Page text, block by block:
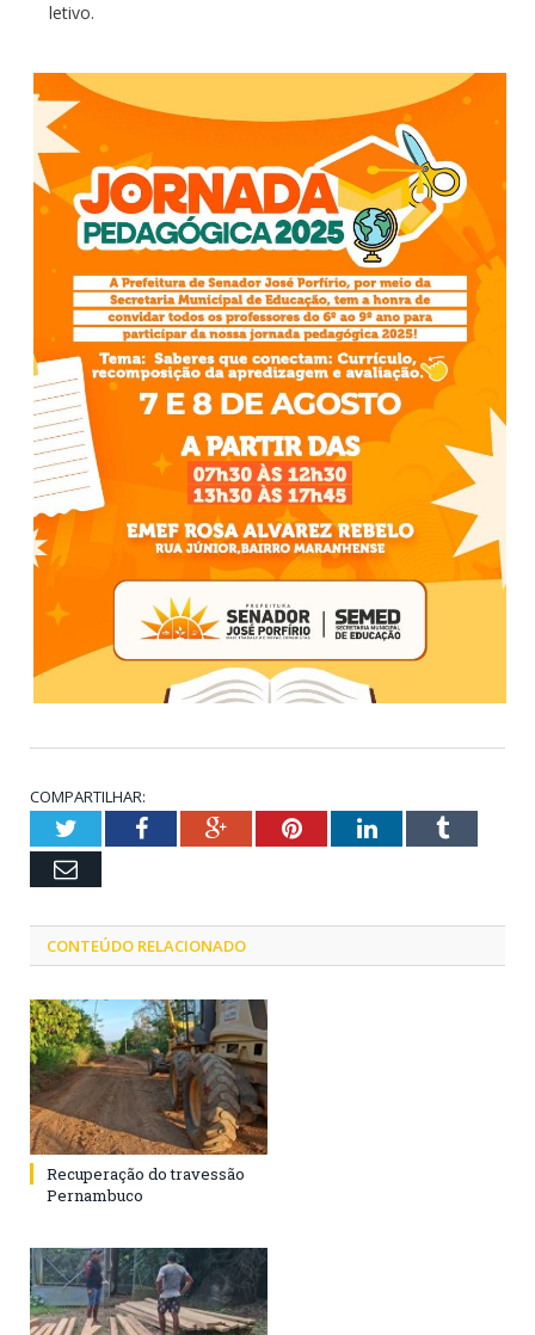
letivo.
COMPARTILHAR:
TwitterFacebookGoogle+PinterestLinkedInTumblr
Email
CONTEÚDO RELACIONADO
Recuperação do travessão
Pernambuco